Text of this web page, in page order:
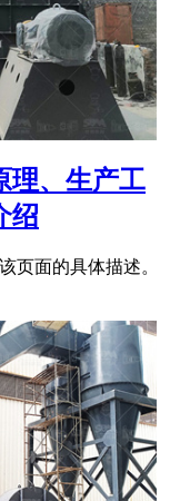
理、生产工
绍
页面的具体描述。